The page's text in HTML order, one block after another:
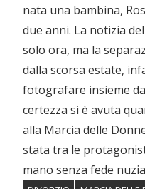
nata una bambina,
due anni. La notizia
solo ora, ma la
dalla scorsa estate,
fotografare insieme
certezza si è avuta
alla Marcia delle
stata tra le
mano senza fede